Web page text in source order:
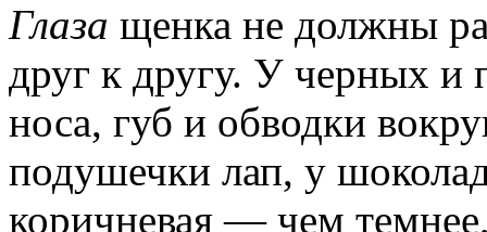
Глаза щенка не должны
друг к другу. У черных и
носа, губ и обводки
подушечки лап, у
коричневая — чем